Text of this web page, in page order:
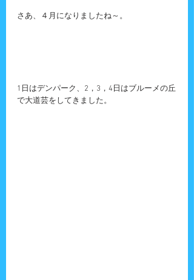
さあ、４月になりましたね～。
1日はデンパーク、2，3，4日はブルーメの丘
で大道芸をしてきました。